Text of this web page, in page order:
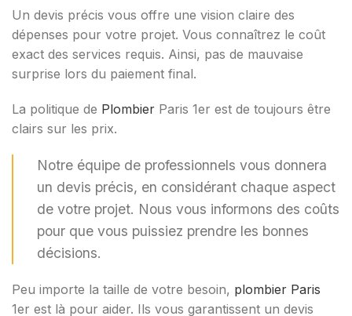
Un devis précis vous offre une vision claire des
dépenses pour votre projet. Vous connaîtrez le coût
exact des services requis. Ainsi, pas de mauvaise
surprise lors du paiement final.
La politique de Plombier Paris 1er est de toujours être
clairs sur les prix.
Notre équipe de professionnels vous donnera
un devis précis, en considérant chaque aspect
de votre projet. Nous vous informons des coûts
pour que vous puissiez prendre les bonnes
décisions.
Peu importe la taille de votre besoin, plombier Paris
1er est là pour aider. Ils vous garantissent un devis